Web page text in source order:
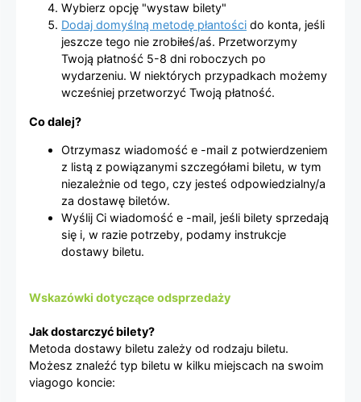
Wybierz opcję "wystaw bilety"
Dodaj domyślną metodę płantości do konta, jeśli
jeszcze tego nie zrobiłeś/aś. Przetworzymy
Twoją płatność 5-8 dni roboczych po
wydarzeniu. W niektórych przypadkach możemy
wcześniej przetworzyć Twoją płatność.
Co dalej?
Otrzymasz wiadomość e -mail z potwierdzeniem
z listą z powiązanymi szczegółami biletu, w tym
niezależnie od tego, czy jesteś odpowiedzialny/a
za dostawę biletów.
Wyślij Ci wiadomość e -mail, jeśli bilety sprzedają
się i, w razie potrzeby, podamy instrukcje
dostawy biletu.
Wskazówki dotyczące odsprzedaży
Jak dostarczyć bilety?
Metoda dostawy biletu zależy od rodzaju biletu.
Możesz znaleźć typ biletu w kilku miejscach na swoim
viagogo koncie: